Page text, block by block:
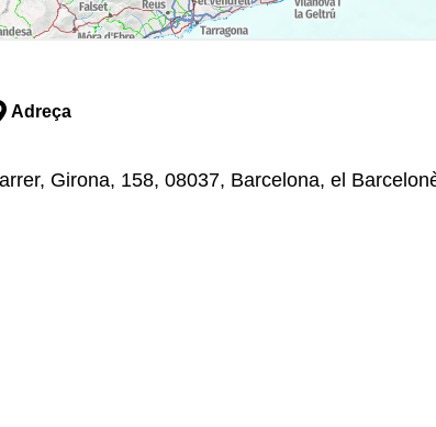
Adreça
Girona, 158, 08037, Barcelona, el